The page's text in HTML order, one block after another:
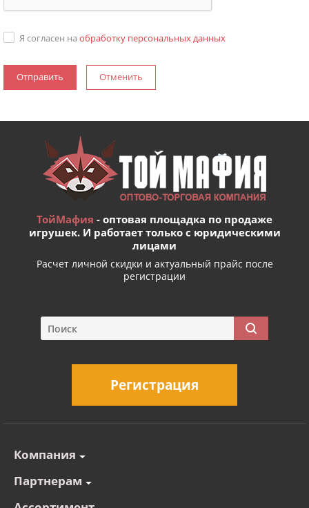
Я согласен на обработку персональных данных
Отменить
ТойМафия - оптовая площадка по продаже
игрушек. И работает только с юридическими
лицами
Расчет личной скидки и актуальный прайс после
регистрации
Регистрация
Компания
Партнерам